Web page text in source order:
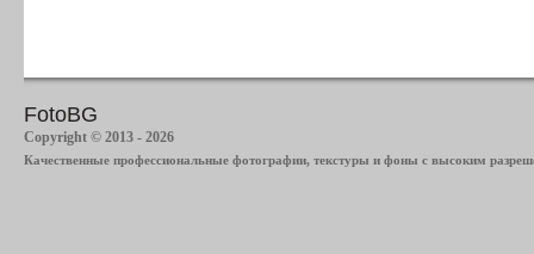
FotoBG
Copyright © 2013 - 2026
Качественные профессиональные фотографии, текстуры и фоны с высоким